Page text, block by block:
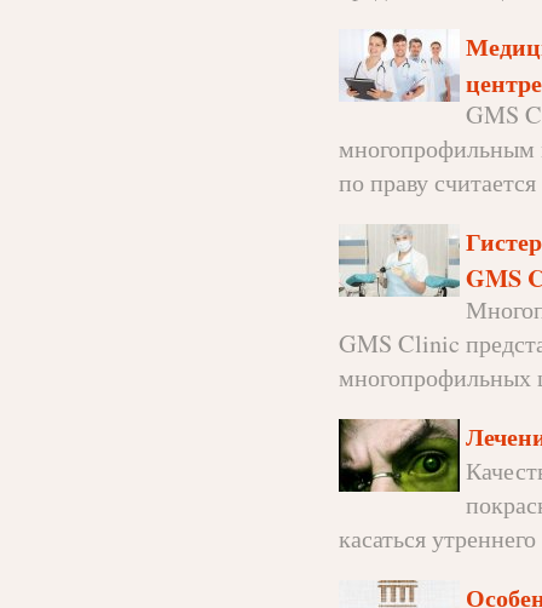
GMS
многопрофильным
по праву
GMS
GMS Clinic
многопрофильных
касаться